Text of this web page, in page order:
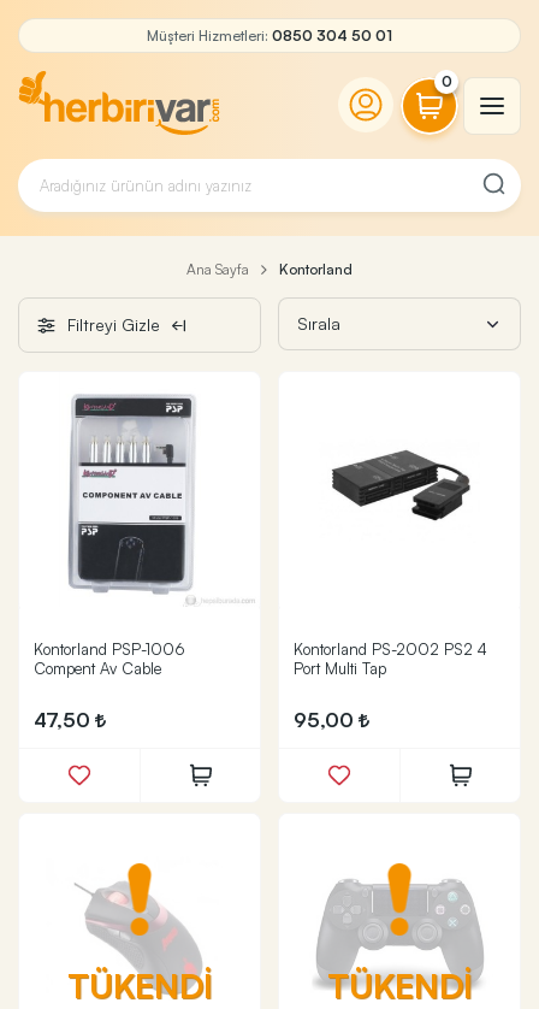
Müşteri Hizmetleri: 0850 304 50 01
0
Ana Sayfa Kontorland
Filtreyi Gizle
Kontorland PSP-1006
Compent Av Cable
47,50
Kontorland PS-2002 PS2 4
Port Multi Tap
95,00
TÜKENDİ TÜKENDİ